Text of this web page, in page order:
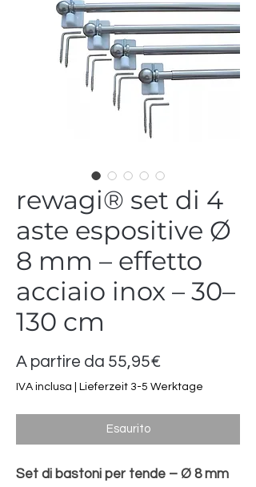
rewagi® set di 4
aste espositive Ø
8 mm – effetto
acciaio inox – 30–
130 cm
A partire da 55,95€
scontato
IVA inclusa Lieferzeit 3-5 Werktage
Esaurito
Set di bastoni per tende – Ø 8 mm